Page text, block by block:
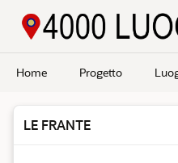
Home Progetto
LE FRANTE